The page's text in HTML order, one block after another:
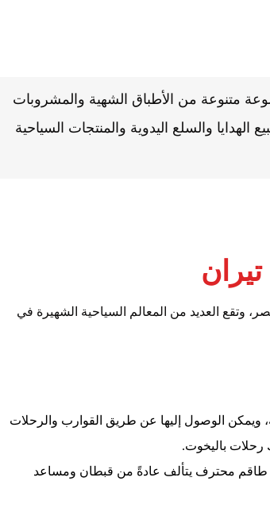
متنوعة من الأطباق الشهية والمشروبات
الهدايا والسلع اليدوية والمنتجات السياحية
العديد من المعالم السياحية الشهيرة في
ويمكن الوصول إليها عن طريق القوارب والرحلات
رحلات باليخوت.
طاقم محترف يتألف عادةً من قبطان ومساعد